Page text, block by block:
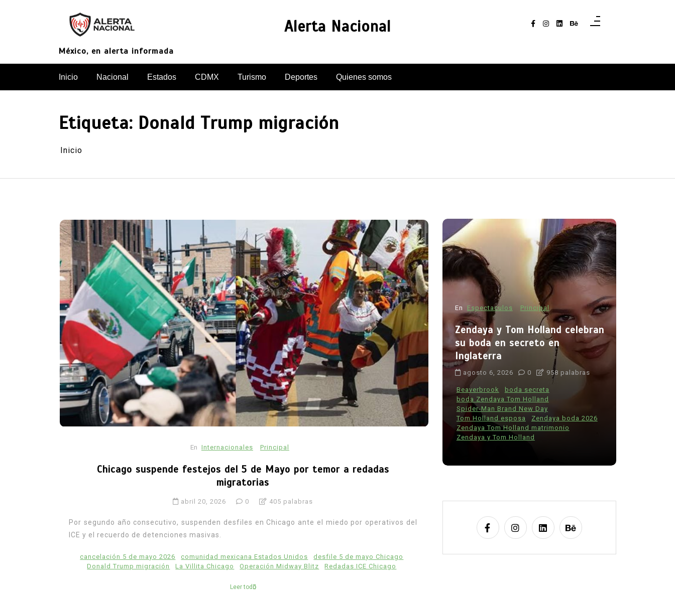
Alerta Nacional
México, en alerta informada
Inicio Nacional Estados CDMX Turismo Deportes Quienes somos
Etiqueta: Donald Trump migración
Inicio
En Internacionales Principal
Chicago suspende festejos del 5 de Mayo por temor a redadas
migratorias
abril 20, 2026 0 405 palabras
Por segundo año consecutivo, suspenden desfiles en Chicago ante el miedo por operativos del
ICE y el recuerdo de detenciones masivas.
cancelación 5 de mayo 2026 comunidad mexicana Estados Unidos
desfile 5 de mayo Chicago
Donald Trump migración
La Villita Chicago Operación Midway Blitz Redadas ICE Chicago
Leer todo
En Espectaculos Principal
Zendaya y Tom Holland celebran
su boda en secreto en
Inglaterra
agosto 6, 2026 0 958 palabras
Beaverbrook
boda secreta
boda Zendaya Tom Holland
Spider-Man Brand New Day
Tom Holland esposa
Zendaya boda 2026
Zendaya Tom Holland matrimonio
En Principal Salud
Muchos fumadores aún
desconocen los riesgos del
tabaco: estudio revela
preocupante falta de
información
En Espectaculos Principal
Zendaya y Tom Holland celebran
su boda en secreto en
Inglaterra
agosto 6, 2026 0 958 palabras
Beaverbrook
boda secreta
boda Zendaya Tom Holland
Spider-Man Brand New Day
Tom Holland esposa
Zendaya boda 2026
Zendaya Tom Holland matrimonio
Zendaya y Tom Holland